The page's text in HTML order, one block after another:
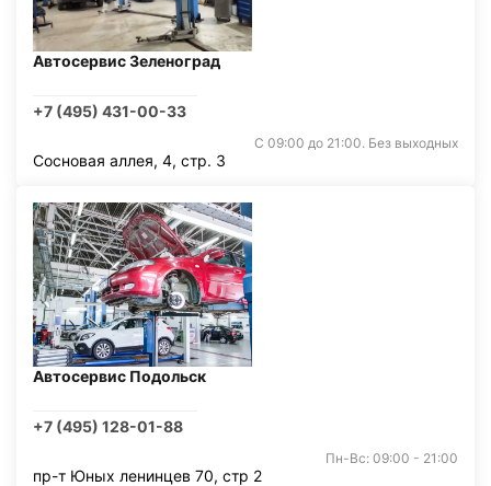
Автосервис Зеленоград
+7 (495) 431-00-33
С 09:00 до 21:00. Без выходных
Сосновая аллея, 4, стр. 3
Автосервис Подольск
+7 (495) 128-01-88
Пн-Вс: 09:00 - 21:00
пр-т Юных ленинцев 70, стр 2